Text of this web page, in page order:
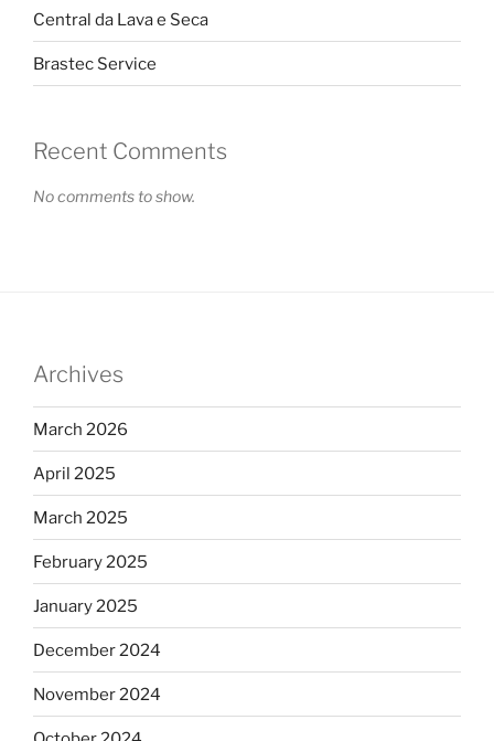
Central da Lava e Seca
Brastec Service
Recent Comments
No comments to show.
Archives
March 2026
April 2025
March 2025
February 2025
January 2025
December 2024
November 2024